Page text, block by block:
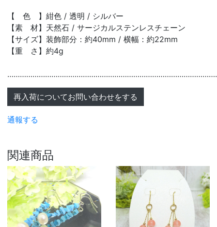
【 色 】紺色 / 透明 / シルバー
【素 材】天然石 / サージカルステンレスチェーン
【サイズ】装飾部分：約40mm / 横幅：約22mm
【重 さ】約4g
再入荷についてお問い合わせをする
通報する
関連商品